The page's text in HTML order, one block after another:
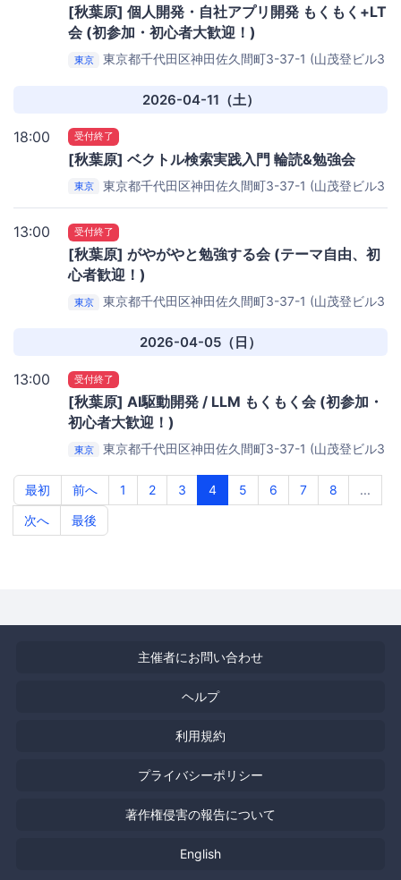
[秋葉原] 個人開発・自社アプリ開発 もくもく+LT
会 (初参加・初心者大歓迎！)
東京
東京都千代田区神田佐久間町3-37-1 (山茂登ビル3
2026-04-11（土）
18:00 受付終了
[秋葉原] ベクトル検索実践入門 輪読&勉強会
東京
東京都千代田区神田佐久間町3-37-1 (山茂登ビル3
13:00 受付終了
[秋葉原] がやがやと勉強する会 (テーマ自由、初
心者歓迎！)
東京
東京都千代田区神田佐久間町3-37-1 (山茂登ビル3
2026-04-05（日）
13:00 受付終了
[秋葉原] AI駆動開発 / LLM もくもく会 (初参加・
初心者大歓迎！)
東京
東京都千代田区神田佐久間町3-37-1 (山茂登ビル3
最初
前へ 1 2 3 4 5 6 7 8
...
次へ
最後
主催者にお問い合わせ
ヘルプ
利用規約
プライバシーポリシー
著作権侵害の報告について
English